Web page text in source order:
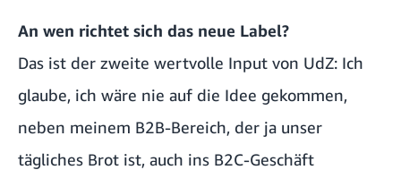
An wen richtet sich das neue Label?
Das ist der zweite wertvolle Input von UdZ: Ich
glaube, ich wäre nie auf die Idee gekommen,
neben meinem B2B-Bereich, der ja unser
tägliches Brot ist, auch ins B2C-Geschäft